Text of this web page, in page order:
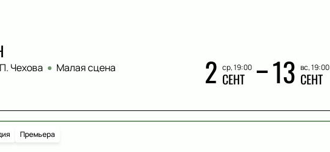
Чехова Малая сцена 2 ср, 19:00
СЕНТ 13 вс, 19:00
СЕНТ
Премьера